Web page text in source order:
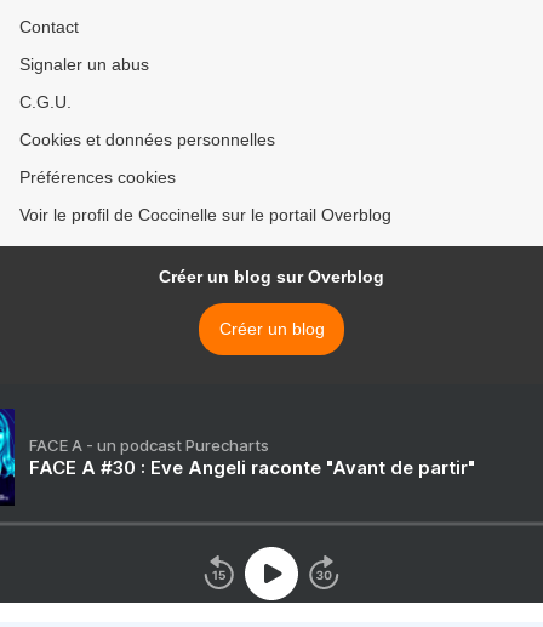
Contact
Signaler un abus
C.G.U.
Cookies et données personnelles
Préférences cookies
Voir le profil de Coccinelle sur le portail Overblog
Créer un blog sur Overblog
Créer un blog
FACE A - un podcast Purecharts
FACE A #30 : Eve Angeli raconte "Avant de partir"